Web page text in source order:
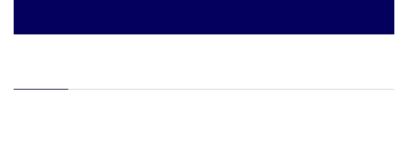
デューデリジェンスを丁寧に行う
M&Aや事業承継を検討する際に知っておきたい基礎知識